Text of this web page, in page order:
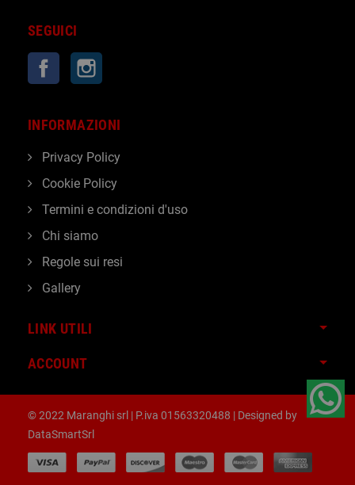
SEGUICI
Facebook
LINK UTILI
ACCOUNT
INFORMAZIONI
Privacy Policy
Cookie Policy
Termini e condizioni d'uso
Chi siamo
Regole sui resi
Gallery
© 2022 Maranghi srl | P.iva 01563320488 | Designed by
DataSmartSrl